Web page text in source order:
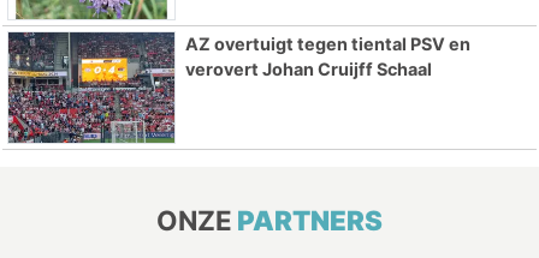
AZ overtuigt tegen tiental PSV en
verovert Johan Cruijff Schaal
ONZE PARTNERS